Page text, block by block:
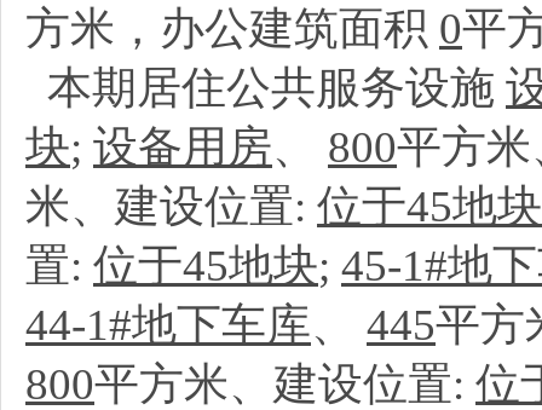
方米，办公建筑面积 0平
本期居住公共服务设施
块; 设备用房、 800平方
米、建设位置: 位于45地块
置: 位于45地块; 45-1#地
44-1#地下车库、 445平方
800平方米、建设位置: 位